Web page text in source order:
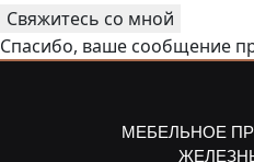
Свяжитесь со мной
Спасибо, ваше сообщение
МЕБЕЛЬНОЕ